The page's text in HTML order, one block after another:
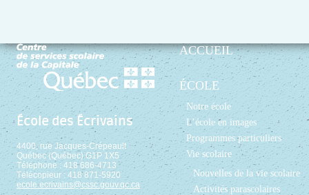
École des Écrivains
4400, rue Jacques-Crépeault
Québec (Québec) G1P 1X5
Téléphone : 418 686-4713
Télécopieur : 418 871-5920
ecole.ecrivains@cssc.gouv.qc.ca
ACCUEIL
ÉCOLE
Notre école
L’école en images
Programmes particuliers
Vie scolaire
Nouvelles de la vie scolaire
Activités parascolaires